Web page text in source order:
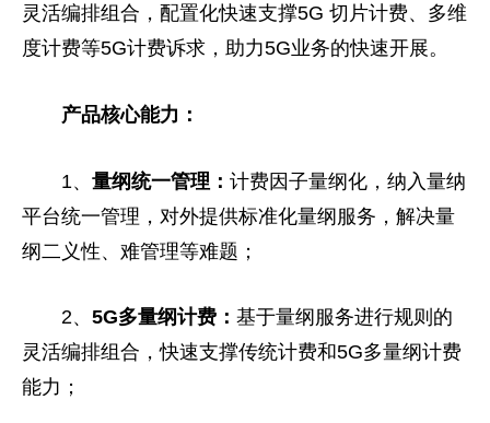
灵活编排组合，配置化快速支撑5G 切片计费、多维
度计费等5G计费诉求，助力5G业务的快速开展。
产品核心能力：
1、 量纲统一管理： 计费因子量纲化，纳入量纳
平台统一管理，对外提供标准化量纲服务，解决量
纲二义性、难管理等难题；
2、 5G多量纲计费： 基于量纲服务进行规则的
灵活编排组合，快速支撑传统计费和5G多量纲计费
能力；